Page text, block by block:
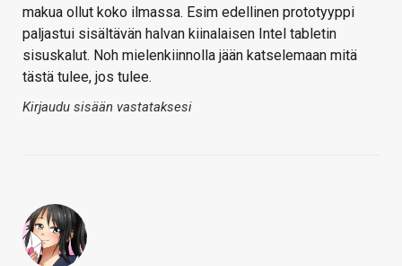
makua ollut koko ilmassa. Esim edellinen prototyyppi
paljastui sisältävän halvan kiinalaisen Intel tabletin
sisuskalut. Noh mielenkiinnolla jään katselemaan mitä
tästä tulee, jos tulee.
Kirjaudu sisään vastataksesi